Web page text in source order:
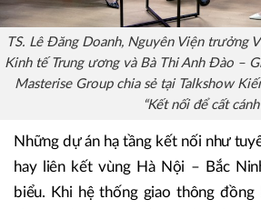
TS. Lê Đăng Doanh, Nguyên Viện trưởng
Kinh tế Trung ương và Bà Thi Anh Đào –
Masterise Group chia sẻ tại Talkshow
“Kết nối để cất
Những dự án hạ tầng kết nối như
hay liên kết vùng Hà Nội – Bắc
biểu. Khi hệ thống giao thông